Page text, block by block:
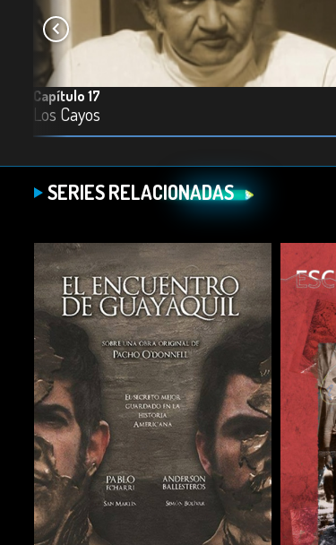
Capítulo 17
Los Cayos
SERIES RELACIONADAS